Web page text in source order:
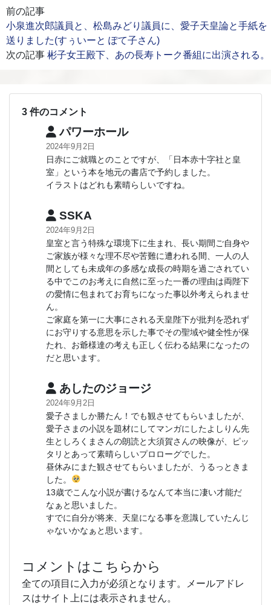
前の記事
小泉進次郎議員と、松島みどり議員に、愛子天皇論と手紙を
送りました(すぅいーと ぽて子さん)
次の記事 彬子女王殿下、あの長寿トーク番組に出演される。
3 件のコメント
パワーホール
2024年9月2日
日赤にご就職とのことですが、「日本赤十字社と皇
室」という本を地元の書店で予約しました。
イラストはどれも素晴らしいですね。
SSKA
2024年9月2日
皇室と言う特殊な環境下に生まれ、長い期間ご自身や
ご家族が様々な理不尽や苦難に遭われる間、一人の人
間としても未成年の多感な成長の時期を過ごされてい
る中でこのお考えに自然に至った一番の理由は両陛下
の愛情に包まれてお育ちになった事以外考えられませ
ん。
ご家庭を第一に大事にされる天皇陛下が批判を恐れず
にお守りする意思を示した事でその聖域や健全性が保
たれ、お爺様達の考えも正しく伝わる結果になったの
だと思います。
あしたのジョージ
2024年9月2日
愛子さましか勝たん！でも観させてもらいましたが、
愛子さまの小説を題材にしてマンガにしたよしりん先
生としろくまさんの朗読と大須賀さんの映像が、ピッ
タリとあって素晴らしいプロローグでした。
昼休みにまた観させてもらいましたが、うるっときま
した。
13歳でこんな小説が書けるなんて本当に凄い才能だ
なぁと思いました。
すでに自分が将来、天皇になる事を意識していたんじ
ゃないかなぁと思います。
コメントはこちらから
全ての項目に入力が必須となります。メールアドレ
スはサイト上には表示されません。